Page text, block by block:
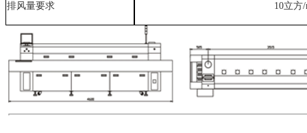
排风量要求 10立方